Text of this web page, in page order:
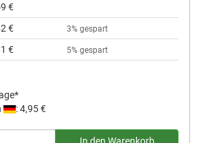
€
€ 3% gespart
€ 5% gespart
: 4,95 €